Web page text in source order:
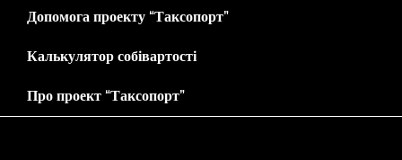
Допомога проекту “Таксопорт”
Калькулятор собівартості
Про проект “Таксопорт”